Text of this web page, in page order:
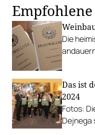
Die
Sie
Chance
Das ist
2024
Fotos:
Dejnega